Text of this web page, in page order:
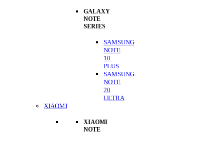
GALAXY
NOTE
SERIES
SAMSUNG
NOTE
10
PLUS
SAMSUNG
NOTE
20
ULTRA
XIAOMI
XIAOMI
NOTE